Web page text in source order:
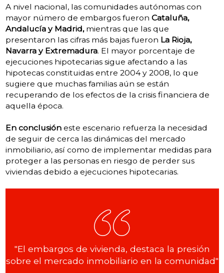
A nivel nacional, las comunidades autónomas con
mayor número de embargos fueron Cataluña,
Andalucía y Madrid,mientras que las que
presentaron las cifras más bajas fueron La Rioja,
Navarra y Extremadura. El mayor porcentaje de
ejecuciones hipotecarias sigue afectando a las
hipotecas constituidas entre 2004 y 2008, lo que
sugiere que muchas familias aún se están
recuperando de los efectos de la crisis financiera de
aquella época.
En conclusióneste escenario refuerza la necesidad
de seguir de cerca las dinámicas del mercado
inmobiliario, así como de implementar medidas para
proteger a las personas en riesgo de perder sus
viviendas debido a ejecuciones hipotecarias.
"El embargos de vivienda, destaca la presión
sobre el mercado inmobiliario en la comunidad"